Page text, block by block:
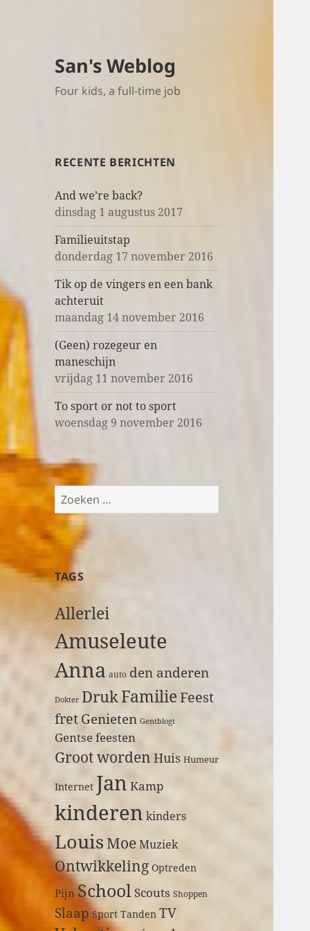
San's Weblog
Four kids, a full-time job
RECENTE BERICHTEN
And we’re back?
dinsdag 1 augustus 2017
Familieuitstap
donderdag 17 november 2016
Tik op de vingers en een bank
achteruit
maandag 14 november 2016
(Geen) rozegeur en
maneschijn
vrijdag 11 november 2016
To sport or not to sport
woensdag 9 november 2016
Z
o
k
n
a
r
TAGS
Allerlei
Amuseleute
Anna auto den anderen
Dokter DrukFamilieFeest
fretGenieten Gentblogt
Gentse feesten
Groot worden Huis Humeur
Internet Jan Kamp
kinderen kinders
LouisMoeMuziek
Ontwikkeling Optreden
Pijn SchoolScouts Shoppen
Slaap Sport Tanden TV